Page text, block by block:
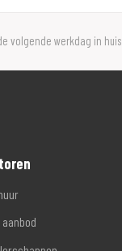
volgende werkdag in huis
aanbod